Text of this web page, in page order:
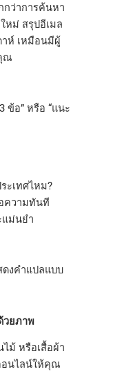
ว่าการค้นหา
หม่ สรุปอีเมล
ห์ เหมือนมีผู้
ณ
ข้อ” หรือ “แนะ
ะเทศไหม?
ความทันที
แม่นยำ
งคำแปลแบบ
วยภาพ
ม้ หรือเสื้อผ้า
อนไลน์ให้คุณ